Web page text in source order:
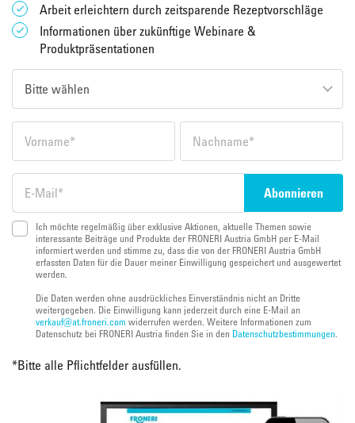
Arbeit erleichtern durch zeitsparende Rezeptvorschläge
Informationen über zukünftige Webinare &
Produktpräsentationen
Ich möchte regelmäßig über exklusive Aktionen, aktuelle Themen sowie
interessante Beiträge und Produkte der FRONERI Austria GmbH per E-Mail
informiert werden und stimme zu, dass die von der FRONERI Austria GmbH
erfassten Daten für die Dauer meiner Einwilligung gespeichert und ausgewertet
werden.
Die Daten werden ohne ausdrückliches Einverständnis nicht an Dritte
weitergegeben. Die Einwilligung kann jederzeit durch eine E-Mail an
verkauf@at.froneri.com widerrufen werden. Weitere Informationen zum
Datenschutz bei FRONERI Austria finden Sie in den Datenschutzbestimmungen.
*Bitte alle Pflichtfelder ausfüllen.